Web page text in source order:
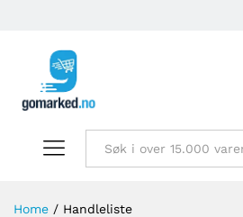
Home / Handleliste